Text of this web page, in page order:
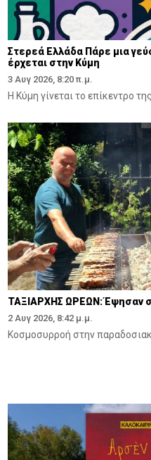
Στερεά Ελλάδα Πάρε μια
έρχεται στην Κύμη
3 Αυγ 2026, 8:20 π.μ.
Η Κύμη γίνεται το επίκεντρο
ΤΑΞΙΑΡΧΗΣ ΩΡΕΩΝ: Έψησαν
2 Αυγ 2026, 8:42 μ.μ.
Κοσμοσυρροή στην